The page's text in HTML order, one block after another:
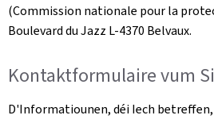
(Commission nationale pour la
Boulevard du Jazz L-4370 Belvaux.
Kontaktformulaire vum
D'Informatiounen, déi Iech betreffen,